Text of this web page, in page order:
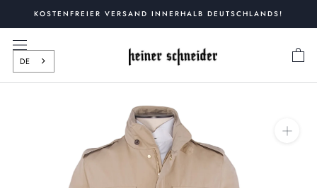
springen
KOSTENFREIER VERSAND INNERHALB DEUTSCHLANDS!
DE